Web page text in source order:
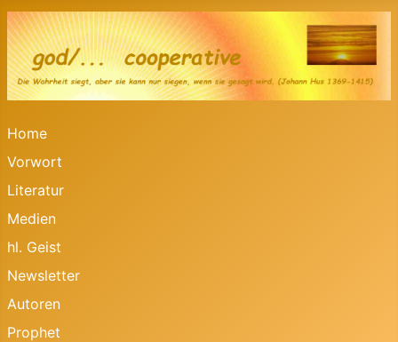
Home
Vorwort
Literatur
Medien
hl. Geist
Newsletter
Autoren
Prophet